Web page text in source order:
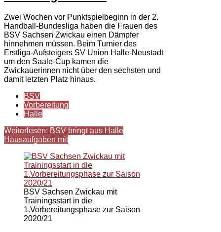
Zwei Wochen vor Punktspielbeginn in der 2.
Handball-Bundesliga haben die Frauen des
BSV Sachsen Zwickau einen Dämpfer
hinnehmen müssen. Beim Turnier des
Erstliga-Aufsteigers SV Union Halle-Neustadt
um den Saale-Cup kamen die
Zwickauerinnen nicht über den sechsten und
damit letzten Platz hinaus.
BSV
Vorbereitung
Halle
Weiterlesen: BSV bringt aus Halle
Hausaufgaben mit
BSV Sachsen Zwickau mit
Trainingsstart in die
1.Vorbereitungsphase zur Saison
2020/21